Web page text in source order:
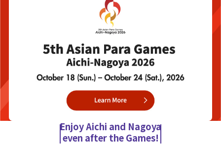
Enjoy Aichi and Nagoya
even after the Games!